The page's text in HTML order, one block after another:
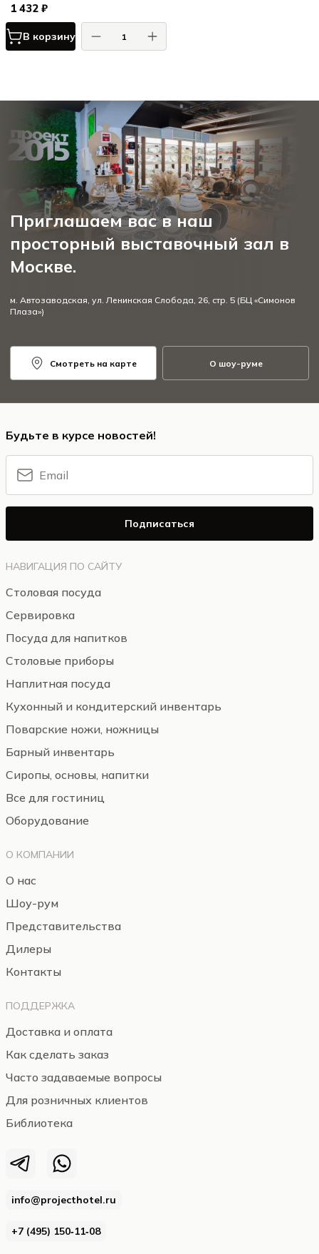
1 432 ₽
В корзину
Приглашаем вас в наш
просторный выставочный зал в
Москве.
м. Автозаводская, ул. Ленинская Слобода, 26, стр. 5 (БЦ «Симонов
Плаза»)
Смотреть на карте О шоу-руме
info@projecthotel.ru
+7 (495) 150‑11‑08
НАВИГАЦИЯ ПО САЙТУ
Столовая посуда
Сервировка
Посуда для напитков
Столовые приборы
Наплитная посуда
Кухонный и кондитерский инвентарь
Поварские ножи, ножницы
Барный инвентарь
Сиропы, основы, напитки
Все для гостиниц
Оборудование
О КОМПАНИИ
О нас
Шоу-рум
Представительства
Дилеры
Контакты
ПОДДЕРЖКА
Доставка и оплата
Как сделать заказ
Часто задаваемые вопросы
Для розничных клиентов
Библиотека
Будьте в курсе новостей!
Подписаться